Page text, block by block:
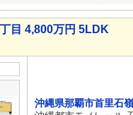
目 4,800万円 5LDK
沖縄県那覇市首里石